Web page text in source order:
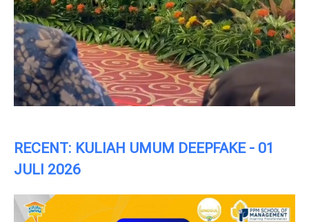
RECENT: KULIAH UMUM DEEPFAKE - 01
JULI 2026